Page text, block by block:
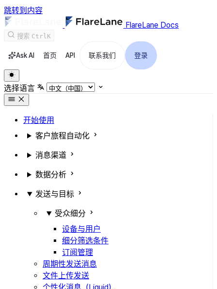
跳转到内容
FlareLane Docs
搜索 CtrlK
Ask AI 首页 API 联系我们 登录
选择语言
开始使用
客户旅程自动化
消息渠道
数据分析
发送与目标
受众细分
设备与用户
细分筛选条件
订阅管理
周期性发送消息
文件上传发送